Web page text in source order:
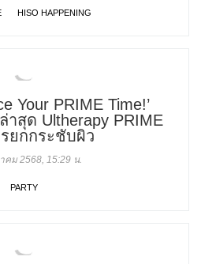
HISO HAPPENING
Your PRIME Time!’
สุด Ultherapy PRIME
ยกกระชับผิว
ม 2568, 15:29 น.
PARTY